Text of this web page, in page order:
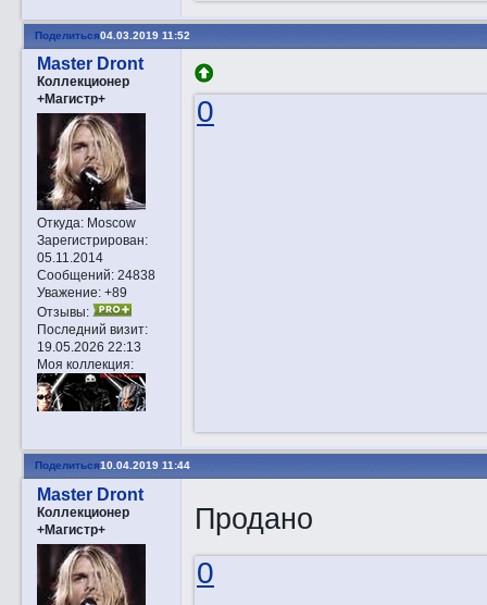
Поделиться04.03.2019 11:52
Master Dront
Коллекционер
+Магистр+
Откуда:Moscow
Зарегистрирован:
05.11.2014
Сообщений:24838
Уважение: +89
Отзывы:
Последний визит:
19.05.2026 22:13
Моя коллекция:
0
Поделиться10.04.2019 11:44
Master Dront
Коллекционер
+Магистр+
Продано
0